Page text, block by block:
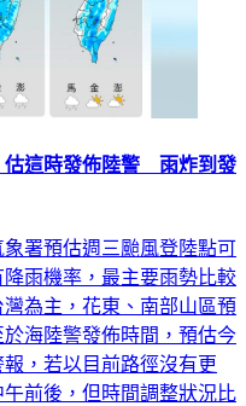
估這時發佈陸警 雨炸到發
署預估週三颱風登陸點可
雨機率，最主要雨勢比較
為主，花東、南部山區預
海陸警發佈時間，預估今
，若以目前路徑沒有更
前後，但時間調整狀況比